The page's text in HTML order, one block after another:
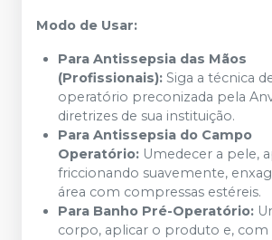
Modo de Usar:
Para Antissepsia das Mãos
(Profissionais): Siga a técnica
operatório preconizada pela
diretrizes de sua instituição.
Para Antissepsia do Campo
Operatório: Umedecer a pele,
friccionando suavemente,
área com compressas estéreis.
Para Banho Pré-Operatório:
corpo, aplicar o produto e, com